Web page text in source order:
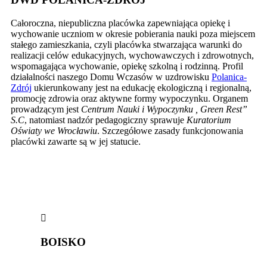
Całoroczna, niepubliczna placówka zapewniająca opiekę i
wychowanie uczniom w okresie pobierania nauki poza miejscem
stałego zamieszkania, czyli placówka stwarzająca warunki do
realizacji celów edukacyjnych, wychowawczych i zdrowotnych,
wspomagająca wychowanie, opiekę szkolną i rodzinną. Profil
działalności naszego Domu Wczasów w uzdrowisku Polanica-
Zdrój ukierunkowany jest na edukację ekologiczną i regionalną,
promocję zdrowia oraz aktywne formy wypoczynku. Organem
prowadzącym jest Centrum Nauki i Wypoczynku , Green Rest”
S.C, natomiast nadzór pedagogiczny sprawuje Kuratorium
Oświaty we Wrocławiu. Szczegółowe zasady funkcjonowania
placówki zawarte są w jej statucie.
BOISKO